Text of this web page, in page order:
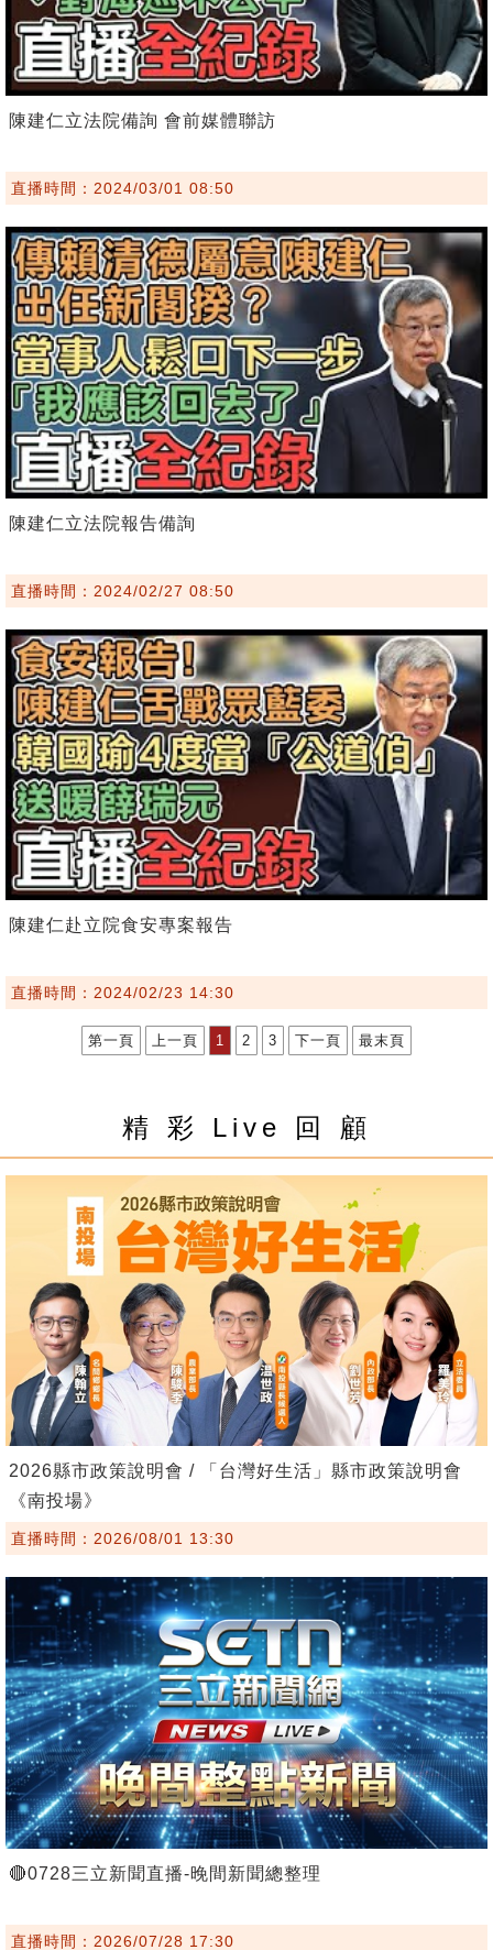
陳建仁立法院備詢 會前媒體聯訪
直播時間：2024/03/01 08:50
陳建仁立法院報告備詢
直播時間：2024/02/27 08:50
陳建仁赴立院食安專案報告
直播時間：2024/02/23 14:30
第一頁 上一頁 1 2 3 下一頁 最末頁
精 彩 Live 回 顧
2026縣市政策說明會 / 「台灣好生活」縣市政策說明會
《南投場》
直播時間：2026/08/01 13:30
🔴0728三立新聞直播-晚間新聞總整理
直播時間：2026/07/28 17:30